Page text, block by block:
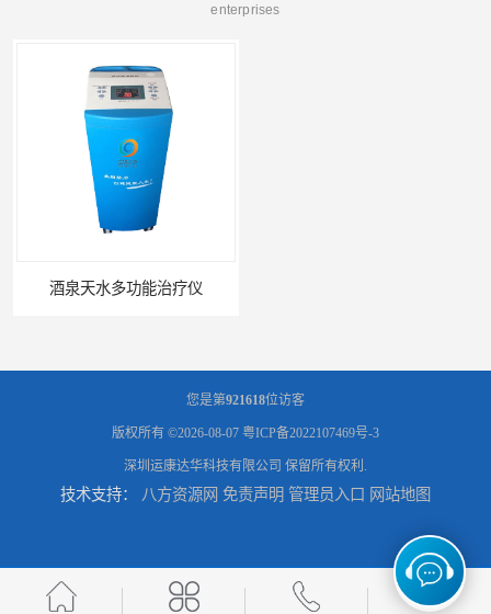
enterprises
酒泉天水多功能治疗仪
中药提速增效垫渗透液哪家好 兰州中药提速脉冲治疗仪
您是第921618位访客
版权所有 ©2026-08-07 粤ICP备2022107469号-3
深圳运康达华科技有限公司 保留所有权利.
技术支持： 八方资源网 免责声明 管理员入口 网站地图